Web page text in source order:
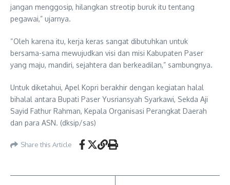
jangan menggosip, hilangkan streotip buruk itu tentang
pegawai,” ujarnya.
“Oleh karena itu, kerja keras sangat dibutuhkan untuk
bersama-sama mewujudkan visi dan misi Kabupaten Paser
yang maju, mandiri, sejahtera dan berkeadilan,” sambungnya.
Untuk diketahui, Apel Kopri berakhir dengan kegiatan halal
bihalal antara Bupati Paser Yusriansyah Syarkawi, Sekda Aji
Sayid Fathur Rahman, Kepala Organisasi Perangkat Daerah
dan para ASN. (dksip/sas)
Share this Article